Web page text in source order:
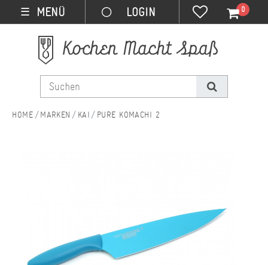
☰ MENÜ 0
MARKEN KAI PURE KOMACHI 2